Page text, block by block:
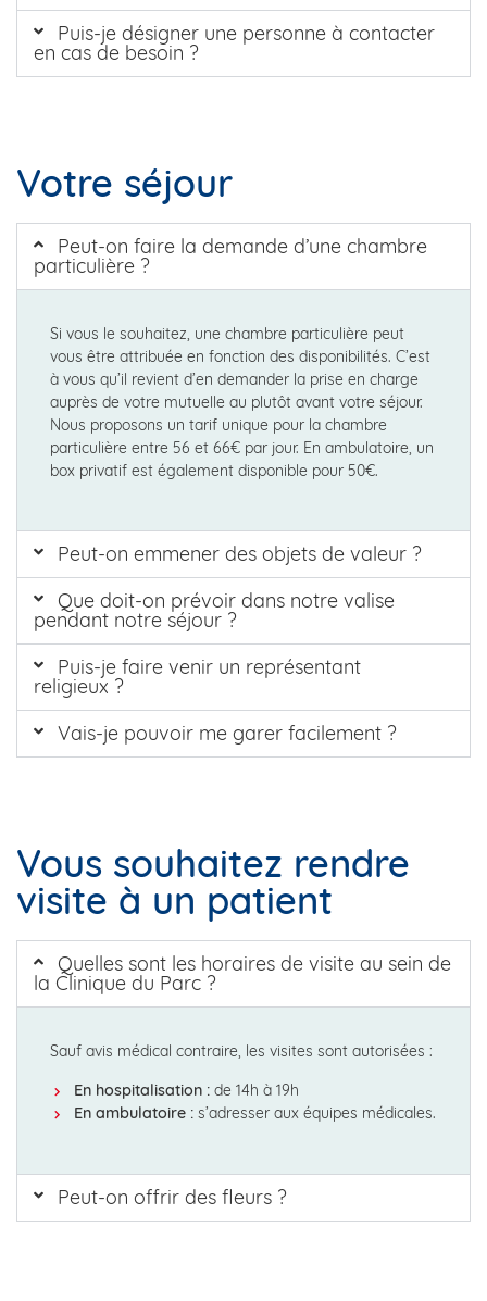
Puis-je désigner une personne à contacter
en cas de besoin ?
Votre séjour
Peut-on faire la demande d’une chambre
particulière ?
Si vous le souhaitez, une chambre particulière peut
vous être attribuée en fonction des disponibilités. C’est
à vous qu’il revient d’en demander la prise en charge
auprès de votre mutuelle au plutôt avant votre séjour.
Nous proposons un tarif unique pour la chambre
particulière entre 56 et 66€ par jour. En ambulatoire, un
box privatif est également disponible pour 50€.
Peut-on emmener des objets de valeur ?
Que doit-on prévoir dans notre valise
pendant notre séjour ?
Puis-je faire venir un représentant
religieux ?
Vais-je pouvoir me garer facilement ?
Vous souhaitez rendre
visite à un patient
Quelles sont les horaires de visite au sein de
la Clinique du Parc ?
Sauf avis médical contraire, les visites sont autorisées :
En hospitalisation :de 14h à 19h
En ambulatoire :s’adresser aux équipes médicales.
Peut-on offrir des fleurs ?